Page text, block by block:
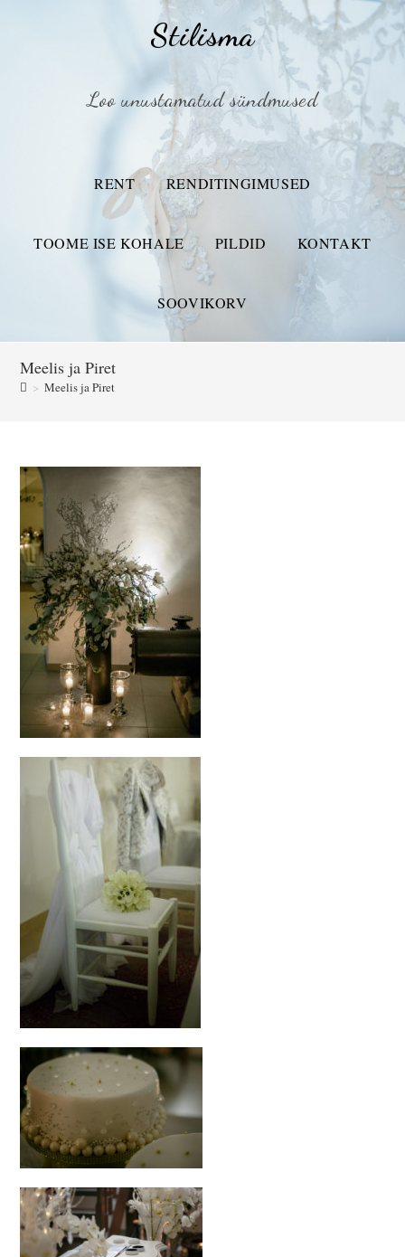
Stilisma
Loo unustamatud sündmused
RENT RENDITINGIMUSED
TOOME ISE KOHALE PILDID KONTAKT
SOOVIKORV
Meelis ja Piret
> Meelis ja Piret